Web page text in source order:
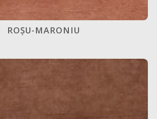
ROȘU-MARONIU